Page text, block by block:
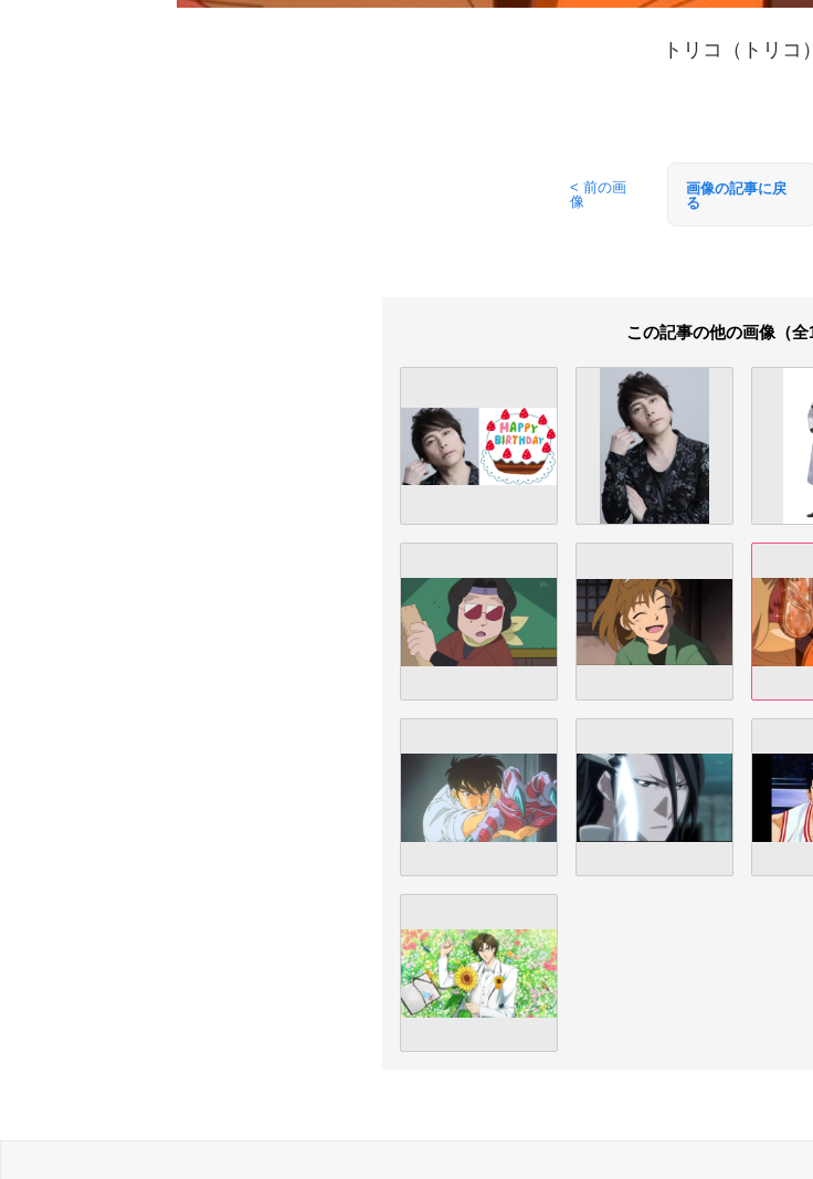
トリコ（トリコ）
< 前の画
像
画像の記事に戻
る
この記事の他の画像（全